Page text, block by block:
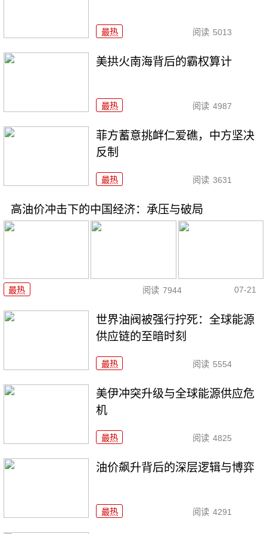
最热 阅读 5013
美拱火南海背后的霸权算计
最热 阅读 4987
菲方蓄意挑衅仁爱礁，中方坚决
反制
最热 阅读 3631
高油价冲击下的中国经济：承压与破局
最热 阅读 7944 07-21
世界油阀被强行拧死：全球能源
供应链的至暗时刻
最热 阅读 5554
美伊冲突升级与全球能源供应危
机
最热 阅读 4825
油价飙升背后的深层逻辑与博弈
最热 阅读 4291